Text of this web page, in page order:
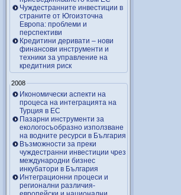
Чуждестранните инвестиции в
страните от Югоизточна
Европа: проблеми и
перспективи
Кредитини деривати – нови
финансови инструменти и
техники за управление на
кредитния риск
2008
Икономически аспекти на
процеса на интеграцията на
Турция в ЕС
Пазарни инструменти за
екологосъобразно използване
на водните ресурси в България
Възможности за преки
чуждестранни инвестиции чрез
международни бизнес
инкубатори в България
Интеграционни процеси и
регионални различия-